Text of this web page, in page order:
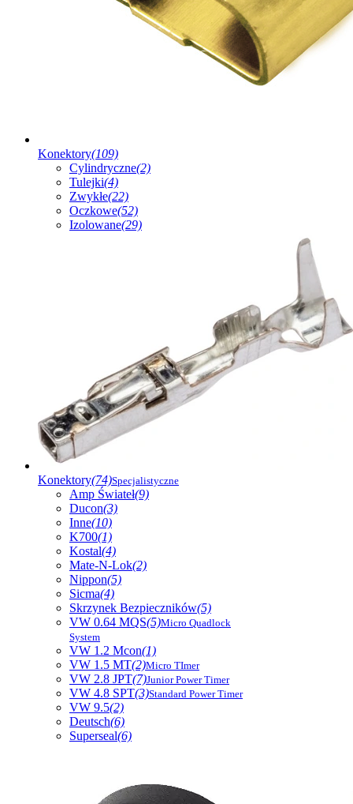
Konektory(109)
Cylindryczne(2)
Tulejki(4)
Zwykłe(22)
Oczkowe(52)
Izolowane(29)
Konektory(74)Specjalistyczne
Amp Świateł(9)
Ducon(3)
Inne(10)
K700(1)
Kostal(4)
Mate-N-Lok(2)
Nippon(5)
Sicma(4)
Skrzynek Bezpieczników(5)
VW 0.64 MQS(5)Micro Quadlock
System
VW 1.2 Mcon(1)
VW 1.5 MT(2)Micro TImer
VW 2.8 JPT(7)Junior Power Timer
VW 4.8 SPT(3)Standard Power Timer
VW 9.5(2)
Deutsch(6)
Superseal(6)